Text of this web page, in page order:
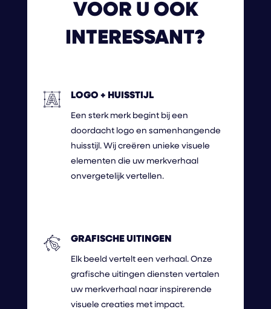
VOOR U OOK
INTERESSANT?
LOGO + HUISSTIJL
Een sterk merk begint bij een
doordacht logo en samenhangende
huisstijl. Wij creëren unieke visuele
elementen die uw merkverhaal
onvergetelijk vertellen.
GRAFISCHE UITINGEN
Elk beeld vertelt een verhaal. Onze
grafische uitingen diensten vertalen
uw merkverhaal naar inspirerende
visuele creaties met impact.